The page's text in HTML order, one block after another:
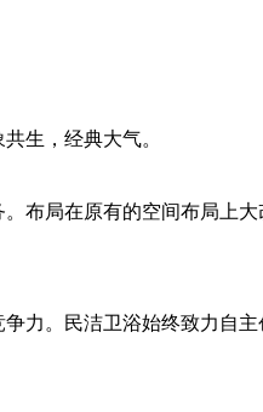
生，经典大气。
布局在原有的空间布局上
力。民洁卫浴始终致力自